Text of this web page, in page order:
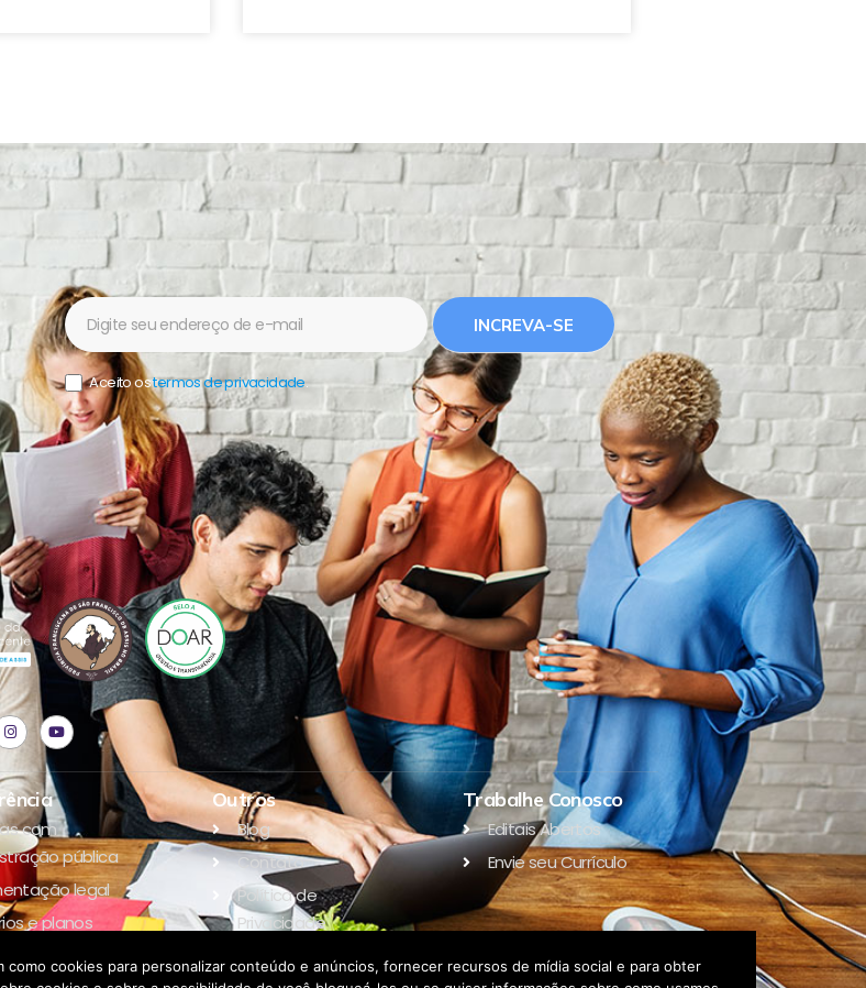
Newsletter
Aceito ostermos de privacidade.
INCREVA-SE
com
pública
legal
e planos
Outros
Blog
Contato
Política de
Privacidade
Trabalhe Conosco
Editais Abertos
Envie seu Currículo
cookies para personalizar conteúdo e anúncios, fornecer recursos de mídia social e para obter